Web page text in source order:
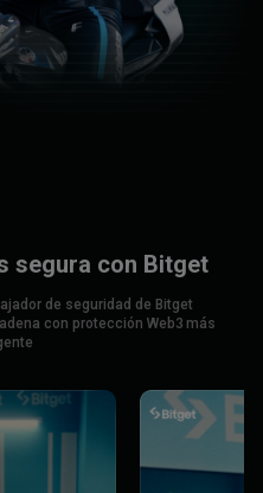
segura con Bitget
de seguridad de Bitget
con protección Web3 más